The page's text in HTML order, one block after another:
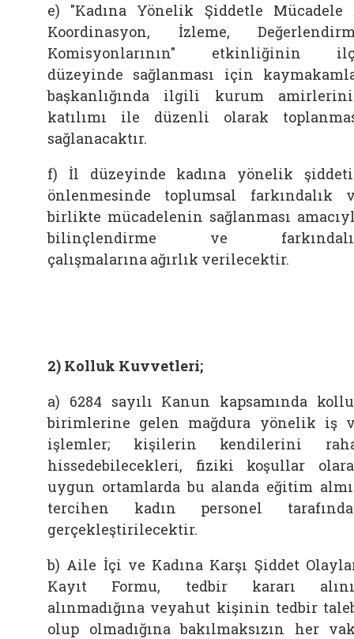
e) "Kadına Yönelik Şiddetle Mücadele
Koordinasyon, İzleme,
Komisyonlarının" etkinliğinin
düzeyinde sağlanması için
başkanlığında ilgili kurum
katılımı ile düzenli olarak
sağlanacaktır.
f) İl düzeyinde kadına yönelik
önlenmesinde toplumsal farkındalık
birlikte mücadelenin sağlanması
bilinçlendirme ve
çalışmalarına ağırlık verilecektir.
2) Kolluk Kuvvetleri;
a) 6284 sayılı Kanun kapsamında
birimlerine gelen mağdura yönelik iş
işlemler; kişilerin kendilerini
hissedebilecekleri, fiziki koşullar
uygun ortamlarda bu alanda eğitim
tercihen kadın personel
gerçekleştirilecektir.
b) Aile İçi ve Kadına Karşı Şiddet
Kayıt Formu, tedbir kararı
alınmadığına veyahut kişinin tedbir
olup olmadığına bakılmaksızın her